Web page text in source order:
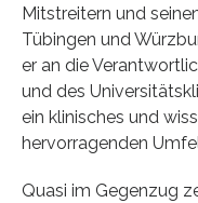
Mitstreitern und
Tübingen und
er an die
und des
ein klinisches und
hervorragenden
Quasi im Gegenzug